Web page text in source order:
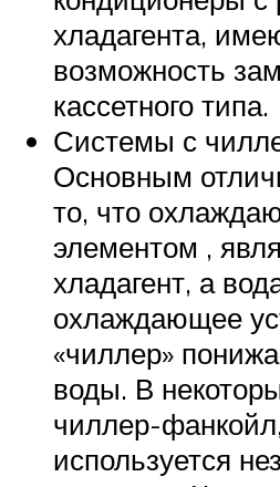
хладагента,
возможность
кассетного типа.
Системы с
Основным
то, что
элементом ,
хладагент, а
охлаждающее
«чиллер»
воды. В
чиллер-
используется